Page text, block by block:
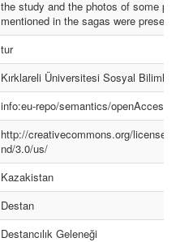
the study and the photos of some
mentioned in the sagas were
tur
Kırklareli Üniversitesi Sosyal
info:eu-repo/semantics/openAccess
http://creativecommons.org/
nd/3.0/us/
Kazakistan
Destan
Destancılık Geleneği